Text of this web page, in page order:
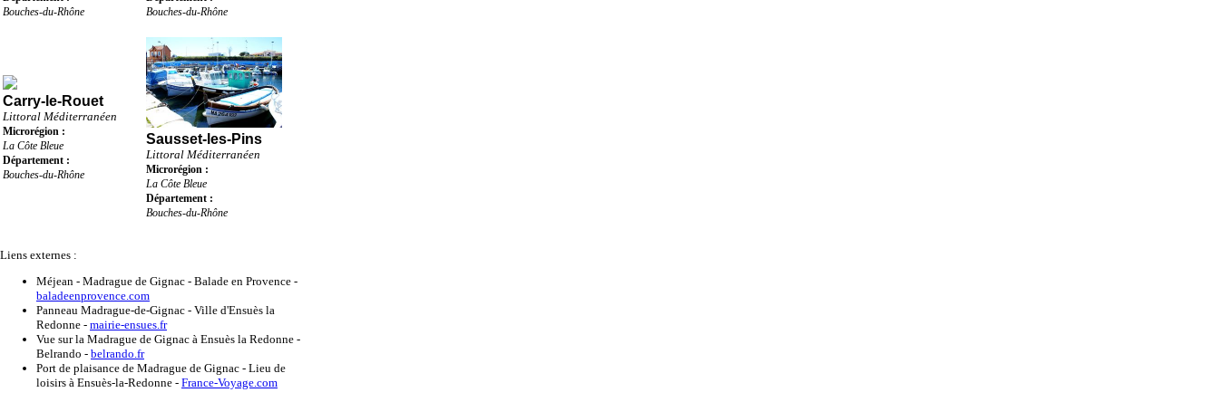
Bouches-du-Rhône
Bouches-du-Rhône
Carry-le-Rouet
Littoral Méditerranéen
Microrégion :
La Côte Bleue
Département :
Bouches-du-Rhône
Sausset-les-Pins
Littoral Méditerranéen
Microrégion :
La Côte Bleue
Département :
Bouches-du-Rhône
Liens externes :
Méjean - Madrague de Gignac - Balade en Provence -
baladeenprovence.com
Panneau Madrague-de-Gignac - Ville d'Ensuès la
Redonne - mairie-ensues.fr
Vue sur la Madrague de Gignac à Ensuès la Redonne -
Belrando - belrando.fr
Port de plaisance de Madrague de Gignac - Lieu de
loisirs à Ensuès-la-Redonne - France-Voyage.com